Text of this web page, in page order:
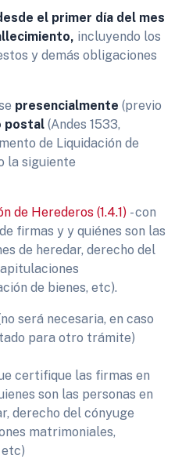
el primer día del mes
incluyendo los
y demás obligaciones
presencialmente (previo
postal (Andes 1533,
de Liquidación de
la siguiente
de Herederos (1.4.1) - con
firmas y y quiénes son las
de heredar, derecho del
de bienes, etc).
será necesaria, en caso
para otro trámite)
certifique las firmas en
son las personas en
derecho del cónyuge
matrimoniales,